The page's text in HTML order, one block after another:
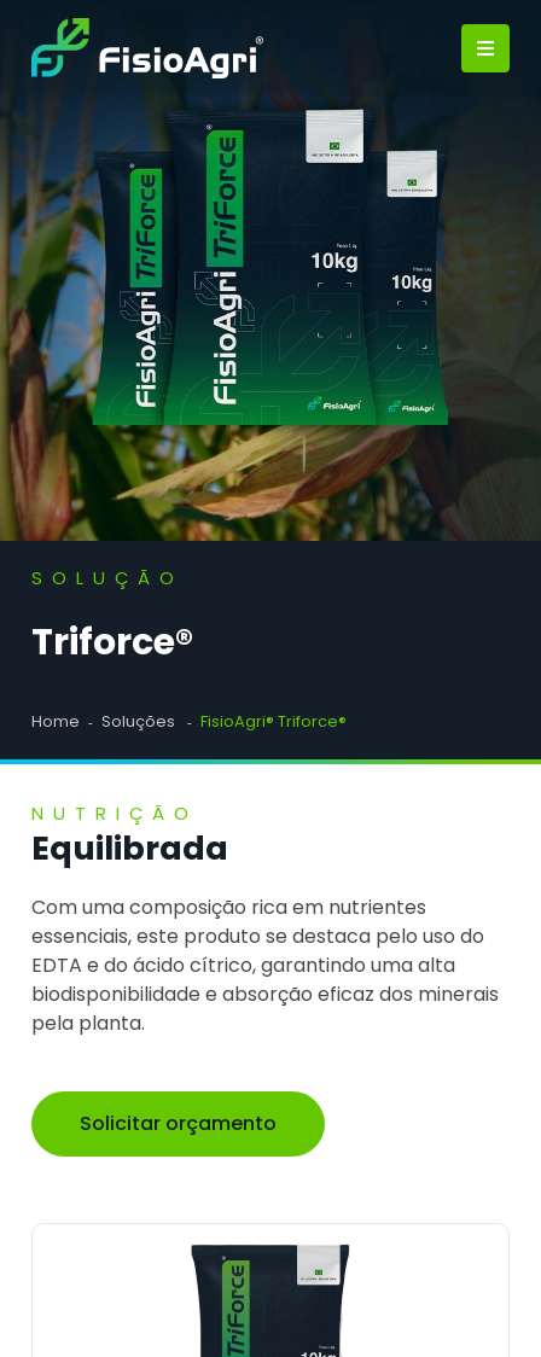
SOLUÇÃO
Triforce®
Home Soluções FisioAgri® Triforce®
NUTRIÇÃO
Equilibrada
Com uma composição rica em nutrientes
essenciais, este produto se destaca pelo uso do
EDTA e do ácido cítrico, garantindo uma alta
biodisponibilidade e absorção eficaz dos minerais
pela planta.
Solicitar orçamento